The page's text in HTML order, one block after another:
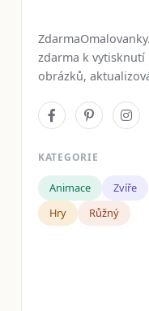
zdarma k
obrázků,
KATEGORIE
Animace
Zvíře
Hry
Růžný